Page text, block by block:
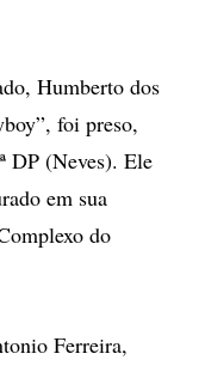
Humberto dos
foi preso,
DP (Neves). Ele
em sua
do
Ferreira,